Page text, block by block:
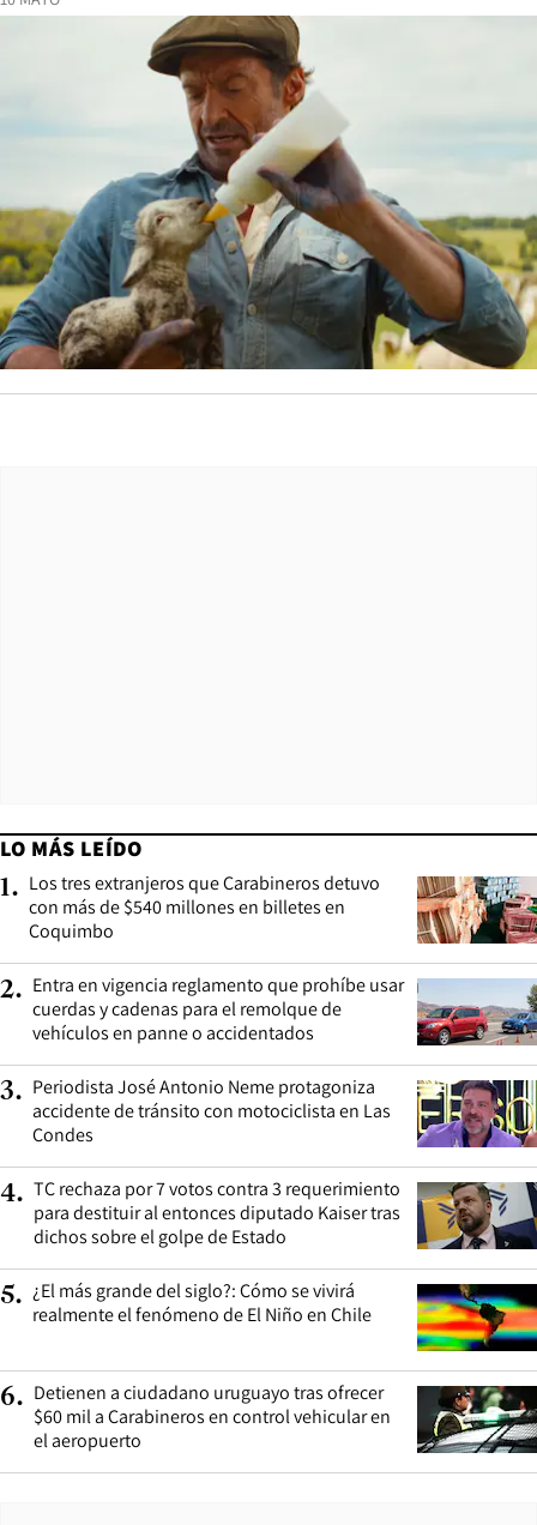
LO MÁS LEÍDO
1. Los tres extranjeros que Carabineros detuvo
con más de $540 millones en billetes en
Coquimbo
2. Entra en vigencia reglamento que prohíbe usar
cuerdas y cadenas para el remolque de
vehículos en panne o accidentados
3. Periodista José Antonio Neme protagoniza
accidente de tránsito con motociclista en Las
Condes
4. TC rechaza por 7 votos contra 3 requerimiento
para destituir al entonces diputado Kaiser tras
dichos sobre el golpe de Estado
5. ¿El más grande del siglo?: Cómo se vivirá
realmente el fenómeno de El Niño en Chile
6. Detienen a ciudadano uruguayo tras ofrecer
$60 mil a Carabineros en control vehicular en
el aeropuerto